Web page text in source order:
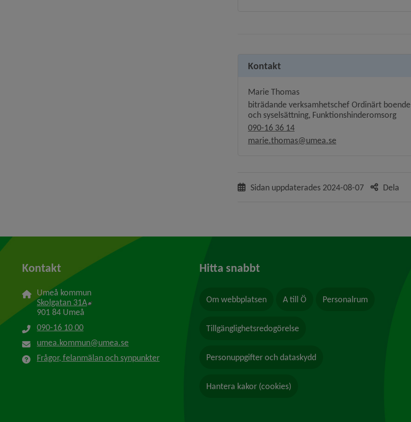
Kontakt
Marie Thomas
biträdande verksamhetschef Ordinärt boende
och syselsättning, Funktionshinderomsorg
090-16 36 14
marie.thomas@umea.se
Sidan uppdaterades 2024-08-07 Dela
Kontakt
Umeå kommun
Skolgatan 31A Länk till annan webbplats, öppnas i nytt fönster.
901 84 Umeå
090-16 10 00
umea.kommun@umea.se
Frågor, felanmälan och synpunkter
Hitta snabbt
Om webbplatsen A till Ö Personalrum
Tillgänglighetsredogörelse
Personuppgifter och dataskydd
Hantera kakor (cookies)